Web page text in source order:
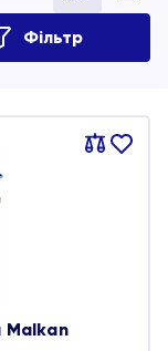
Фільтр
Порівняти
В
Malkan